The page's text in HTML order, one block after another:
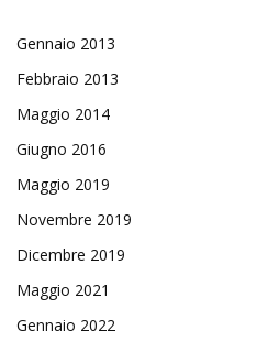
Gennaio 2013
Febbraio 2013
Maggio 2014
Giugno 2016
Maggio 2019
Novembre 2019
Dicembre 2019
Maggio 2021
Gennaio 2022